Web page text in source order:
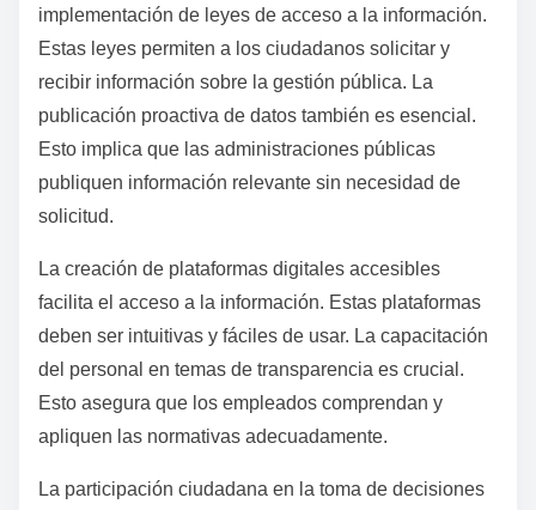
implementación de leyes de acceso a la información.
Estas leyes permiten a los ciudadanos solicitar y
recibir información sobre la gestión pública. La
publicación proactiva de datos también es esencial.
Esto implica que las administraciones públicas
publiquen información relevante sin necesidad de
solicitud.
La creación de plataformas digitales accesibles
facilita el acceso a la información. Estas plataformas
deben ser intuitivas y fáciles de usar. La capacitación
del personal en temas de transparencia es crucial.
Esto asegura que los empleados comprendan y
apliquen las normativas adecuadamente.
La participación ciudadana en la toma de decisiones